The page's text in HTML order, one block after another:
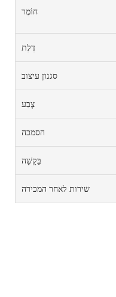
חוֹמֶר
דֶלֶת
סגנון עיצוב
צֶבַע
הסמכה
בַּקָשָׁה
שירות לאחר המכירה